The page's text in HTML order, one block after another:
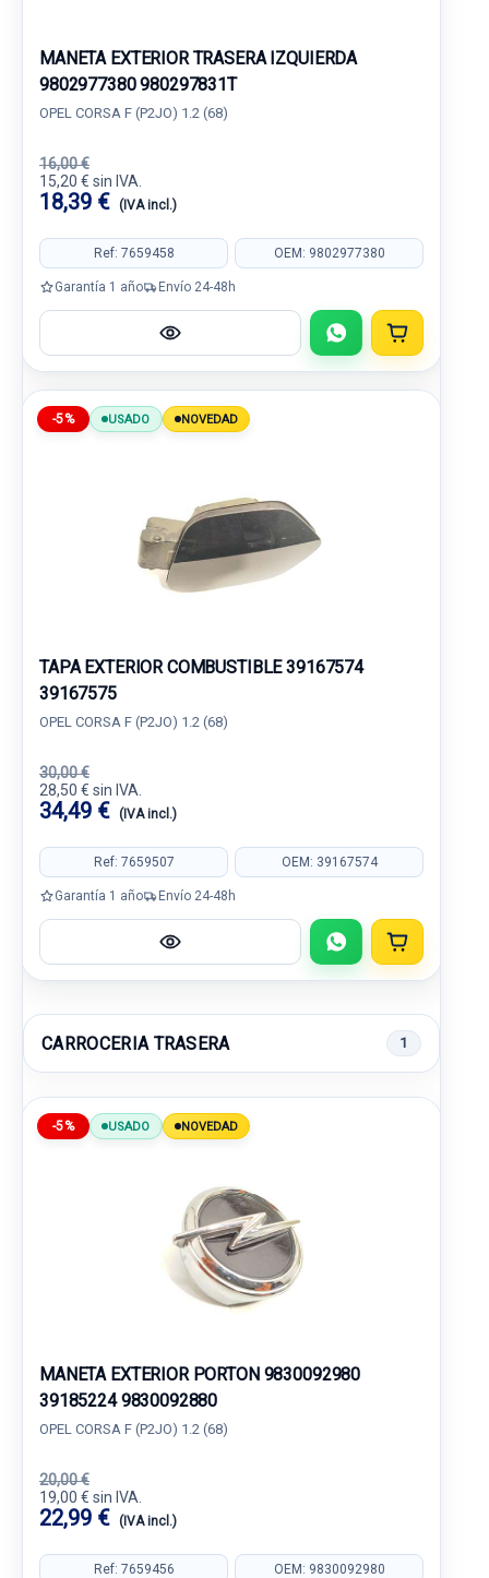
MANETA EXTERIOR TRASERA IZQUIERDA
9802977380 980297831T
OPEL CORSA F (P2JO) 1.2 (68)
16,00 €
15,20 € sin IVA.
18,39 € (IVA incl.)
Ref: 7659458 OEM: 9802977380
Garantía 1 año Envío 24-48h
-5% USADO NOVEDAD
TAPA EXTERIOR COMBUSTIBLE 39167574
39167575
OPEL CORSA F (P2JO) 1.2 (68)
30,00 €
28,50 € sin IVA.
34,49 € (IVA incl.)
Ref: 7659507 OEM: 39167574
Garantía 1 año Envío 24-48h
CARROCERIA TRASERA 1
-5% USADO NOVEDAD
MANETA EXTERIOR PORTON 9830092980
39185224 9830092880
OPEL CORSA F (P2JO) 1.2 (68)
20,00 €
19,00 € sin IVA.
22,99 € (IVA incl.)
Ref: 7659456 OEM: 9830092980